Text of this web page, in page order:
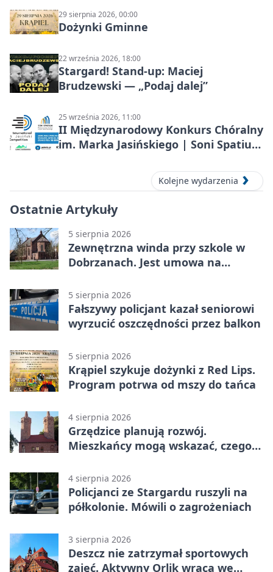
29 sierpnia 2026, 00:00
Dożynki Gminne
22 września 2026, 18:00
Stargard! Stand-up: Maciej
Brudzewski — „Podaj dalej”
25 września 2026, 11:00
II Międzynarodowy Konkurs Chóralny
im. Marka Jasińskiego | Soni Spatium
Kolejne wydarzenia
Ostatnie Artykuły
5 sierpnia 2026
Zewnętrzna winda przy szkole w
Dobrzanach. Jest umowa na
5 sierpnia 2026
Fałszywy policjant kazał seniorowi
wyrzucić oszczędności przez balkon
5 sierpnia 2026
Krąpiel szykuje dożynki z Red Lips.
Program potrwa od mszy do tańca
4 sierpnia 2026
Grzędzice planują rozwój.
Mieszkańcy mogą wskazać, czego
4 sierpnia 2026
Policjanci ze Stargardu ruszyli na
półkolonie. Mówili o zagrożeniach
3 sierpnia 2026
Deszcz nie zatrzymał sportowych
zajęć. Aktywny Orlik wraca we